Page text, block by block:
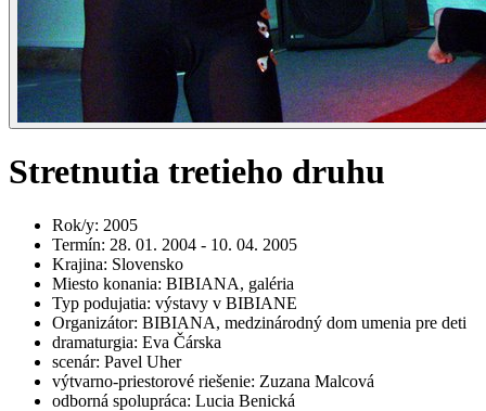
Stretnutia tretieho druhu
Rok/y: 2005
Termín: 28. 01. 2004 - 10. 04. 2005
Krajina: Slovensko
Miesto konania: BIBIANA, galéria
Typ podujatia: výstavy v BIBIANE
Organizátor: BIBIANA, medzinárodný dom umenia pre deti
dramaturgia: Eva Čárska
scenár: Pavel Uher
výtvarno-priestorové riešenie: Zuzana Malcová
odborná spolupráca: Lucia Benická